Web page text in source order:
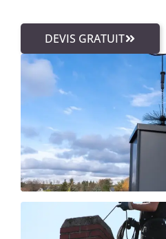
DEVIS GRATUIT